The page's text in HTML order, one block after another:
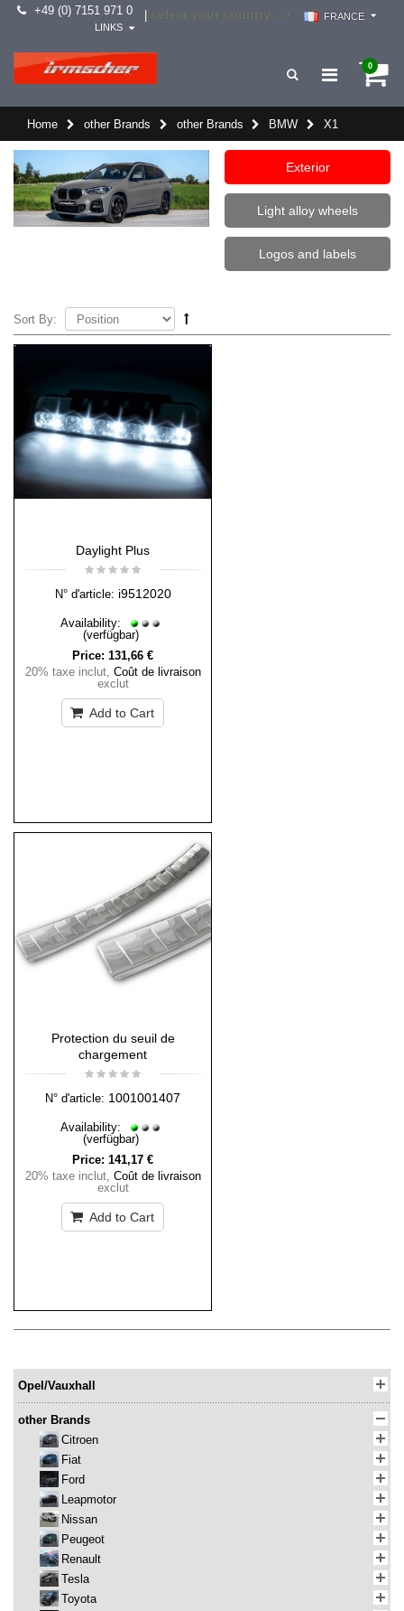
+49 (0) 7151 971 0
FRANCE
LINKS
0
Home other Brands other Brands BMW X1
Exterior
Light alloy wheels
Logos and labels
Sort By:
Daylight Plus
N° d'article: i9512020
Availability:
(verfügbar)
Price: 131,66 €
20% taxe inclut, Coût de livraison
exclut
Add to Cart
Protection du seuil de
chargement
N° d'article: 1001001407
Availability:
(verfügbar)
Price: 141,17 €
20% taxe inclut, Coût de livraison
exclut
Add to Cart
Opel/Vauxhall
other Brands
Citroen
Fiat
Ford
Leapmotor
Nissan
Peugeot
Renault
Tesla
Toyota